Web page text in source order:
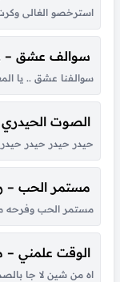
استرخصو الغالى وكرت
سوالف عشق –
سوالـفنا عشق .. يا
الصوت
حيدر حيدر حيدر
مستمر الحب –
مستمر الحب وفرحه
الوقت علمني –
اه من شين لا جا